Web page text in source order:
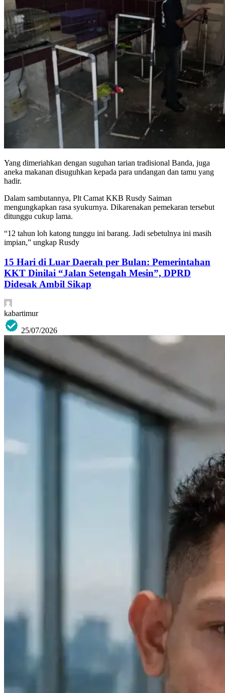
Yang dimeriahkan dengan suguhan tarian tradisional Banda, juga
aneka makanan disuguhkan kepada para undangan dan tamu yang
hadir.
Dalam sambutannya, Plt Camat KKB Rusdy Saiman
mengungkapkan rasa syukurnya. Dikarenakan pemekaran tersebut
ditunggu cukup lama.
“12 tahun loh katong tunggu ini barang. Jadi sebetulnya ini masih
impian,” ungkap Rusdy
15 Hari di Luar Daerah per Bulan: Pemerintahan
KKT Dinilai “Jalan Setengah Mesin”, DPRD
Didesak Ambil Sikap
kabartimur
25/07/2026